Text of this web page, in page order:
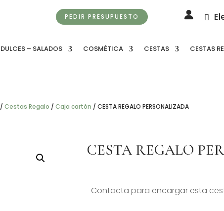
PEDIR PRESUPUESTO
DULCES – SALADOS COSMÉTICA CESTAS CESTAS
/ Cestas Regalo / Caja cartón / CESTA REGALO PERSONALIZADA
CESTA REGALO
Contacta para encargar esta